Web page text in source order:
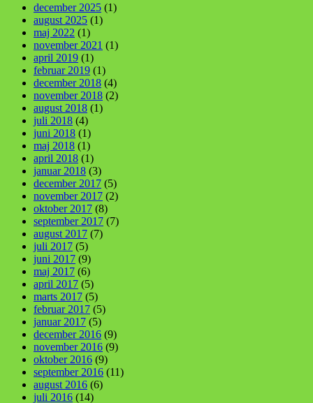
december 2025 (1)
august 2025 (1)
maj 2022 (1)
november 2021 (1)
april 2019 (1)
februar 2019 (1)
december 2018 (4)
november 2018 (2)
august 2018 (1)
juli 2018 (4)
juni 2018 (1)
maj 2018 (1)
april 2018 (1)
januar 2018 (3)
december 2017 (5)
november 2017 (2)
oktober 2017 (8)
september 2017 (7)
august 2017 (7)
juli 2017 (5)
juni 2017 (9)
maj 2017 (6)
april 2017 (5)
marts 2017 (5)
februar 2017 (5)
januar 2017 (5)
december 2016 (9)
november 2016 (9)
oktober 2016 (9)
september 2016 (11)
august 2016 (6)
juli 2016 (14)